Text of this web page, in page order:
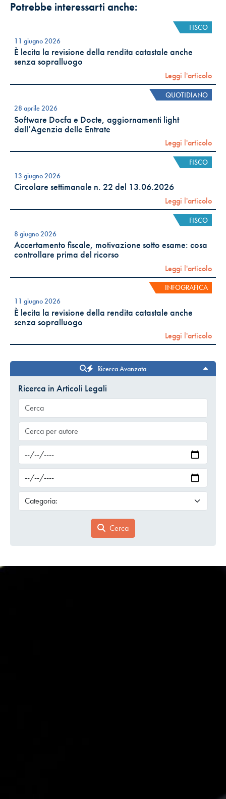
Potrebbe interessarti anche:
FISCO
11 giugno 2026
È lecita la revisione della rendita catastale anche
senza sopralluogo
Leggi l'articolo
QUOTIDIANO
28 aprile 2026
Software Docfa e Docte, aggiornamenti light
dall’Agenzia delle Entrate
Leggi l'articolo
FISCO
13 giugno 2026
Circolare settimanale n. 22 del 13.06.2026
Leggi l'articolo
FISCO
8 giugno 2026
Accertamento fiscale, motivazione sotto esame: cosa
controllare prima del ricorso
Leggi l'articolo
INFOGRAFICA
11 giugno 2026
È lecita la revisione della rendita catastale anche
senza sopralluogo
Leggi l'articolo
Ricerca Avanzata
Ricerca in Articoli Legali
Cerca